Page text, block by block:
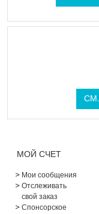
МОЙ СЧЕТ
Мои сообщения
Отслеживать
свой заказ
Спонсорское